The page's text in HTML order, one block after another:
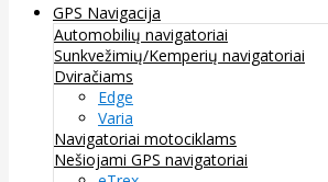
GPS Navigacija
Automobilių navigatoriai
Sunkvežimių/Kemperių navigatoriai
Dviračiams
Edge
Varia
Navigatoriai motociklams
Nešiojami GPS navigatoriai